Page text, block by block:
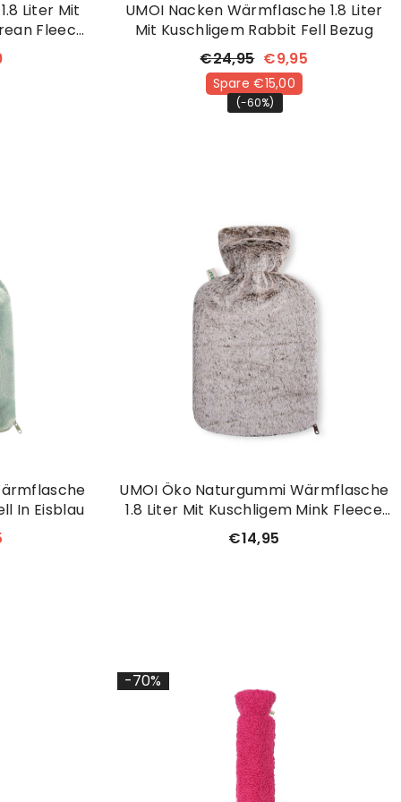
Liter Mit
Fleece
UMOI Nacken Wärmflasche 1.8 Liter
Mit Kuschligem Rabbit Fell Bezug
€24,95 €9,95
Spare €15,00
(-60%)
In Eisblau
UMOI Öko Naturgummi Wärmflasche
1.8 Liter Mit Kuschligem Mink Fleece
Bezug Beige
€14,95
-70%